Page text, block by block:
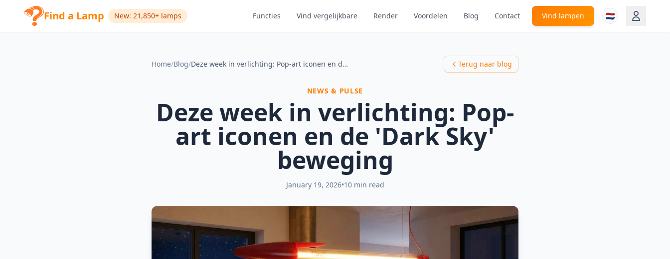
Find a Lamp New: 21,850+ lamps Functies Vind vergelijkbare Render Voordelen Blog Contact Vind lampen 🇳🇱
Home/Blog/ Deze week in verlichting: Pop-art iconen en de 'Dark Sky' beweging Terug naar blog
NEWS & PULSE
Deze week in verlichting: Pop-
art iconen en de 'Dark Sky'
beweging
January 19, 2026•10 min read